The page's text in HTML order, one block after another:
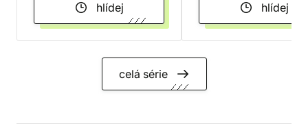
hlídej hlídej
celá série